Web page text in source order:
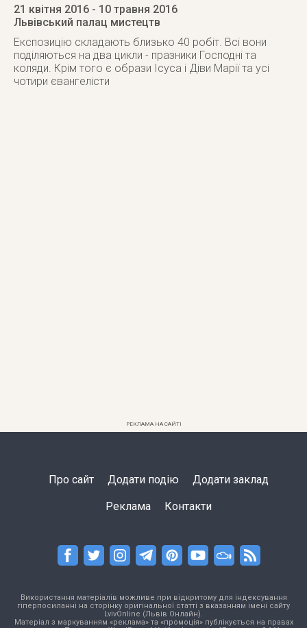
21 квітня 2016 - 10 травня 2016
Львівський палац мистецтв
Експозицію складають близько 40 робіт. Всі вони
поділяються на два цикли - празники Господні та
коляди. Крім того є образи Ісуса і Діви Марії та усі
чотири євангелісти
РЕКЛАМА НА САЙТІ
Про сайт Додати подію Додати заклад
Реклама Контакти
Використання матеріалів можливе при відкритому для індексування
гіперпосиланні на сторінку оригінальної статті з вказанням імені сайту
LvivOnline (Львів Онлайн).
Матеріал з маркуванням «реклама» та «промоція» публікується на правах